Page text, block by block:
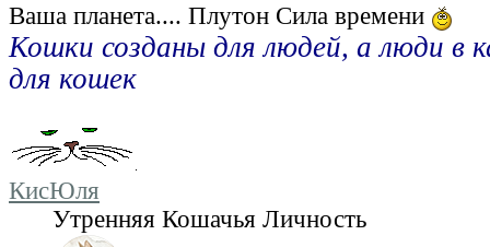
Ваша планета.... Плутон Сила времени
Кошки созданы для людей, а люди в
для кошек
КисЮля
Утренняя Кошачья Личность